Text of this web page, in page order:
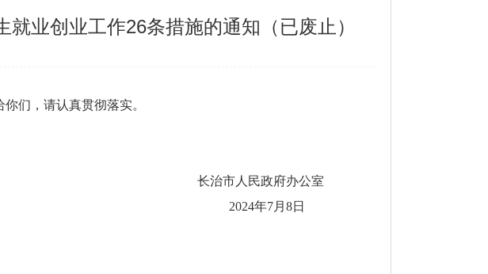
业创业工作26条措施的通知（已废止）
们，请认真贯彻落实。
长治市人民政府办公室
2024年7月8日